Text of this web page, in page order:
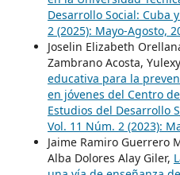
Desarrollo Social: Cuba
2 (2025): Mayo-Agosto,
Joselin Elizabeth
Zambrano Acosta,
educativa para la
en jóvenes del Centro
Estudios del Desarrollo
Vol. 11 Núm. 2 (2023):
Jaime Ramiro Guerrero
Alba Dolores Alay Giler,